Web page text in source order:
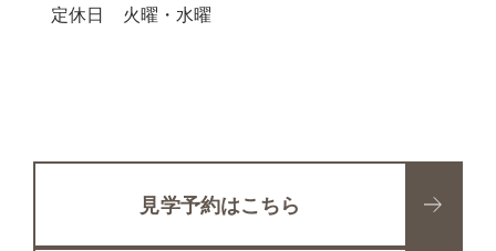
定休日 火曜・水曜
見学予約はこちら